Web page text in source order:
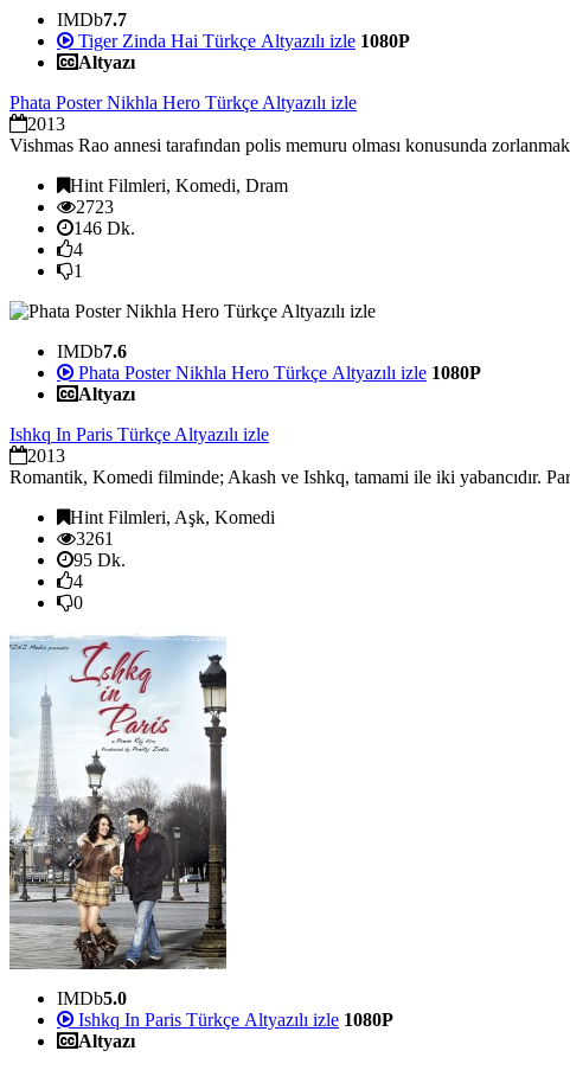
IMDb7.7
Tiger Zinda Hai Türkçe Altyazılı izle 1080P
Altyazı
Phata Poster Nikhla Hero Türkçe Altyazılı izle
2013
Vishmas Rao annesi tarafından polis memuru olması konusunda
Hint Filmleri, Komedi, Dram
2723
146 Dk.
4
1
IMDb7.6
Phata Poster Nikhla Hero Türkçe Altyazılı izle 1080P
Altyazı
Ishkq In Paris Türkçe Altyazılı izle
2013
Romantik, Komedi filminde; Akash ve Ishkq, tamami ile iki yabancıdır.
Hint Filmleri, Aşk, Komedi
3261
95 Dk.
4
0
IMDb5.0
Ishkq In Paris Türkçe Altyazılı izle 1080P
Altyazı